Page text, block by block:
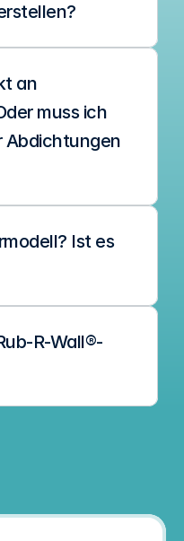
an
muss ich
Abdichtungen
Ist es
R-Wall®-